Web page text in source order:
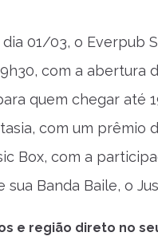
01/03, o Everpub
com a abertura
quem chegar até
com um prêmio
Box, com a
Banda Baile, o
e região direto no